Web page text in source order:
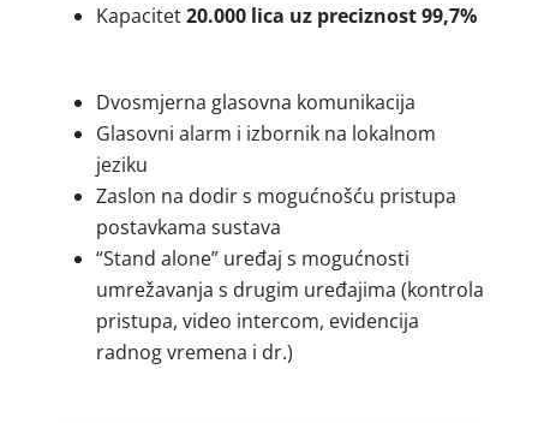
Kapacitet20.000 lica uz preciznost 99,7%
Dvosmjerna glasovna komunikacija
Glasovni alarm i izbornik na lokalnom
jeziku
Zaslon na dodir s mogućnošću pristupa
postavkama sustava
“Stand alone” uređaj s mogućnosti
umrežavanja s drugim uređajima (kontrola
pristupa, video intercom, evidencija
radnog vremena i dr.)